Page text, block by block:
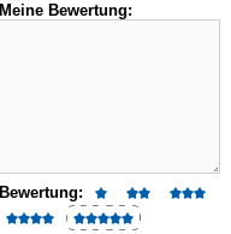
Meine Bewertung:
Bewertung: